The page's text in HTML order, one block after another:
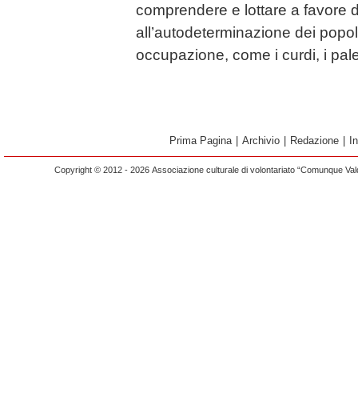
comprendere e lottare a favore
all’autodeterminazione dei
occupazione, come i curdi, i
Prima Pagina | Archivio | Redazione |
Copyright © 2012 - 2026 Associazione culturale di volontariato “Comunque